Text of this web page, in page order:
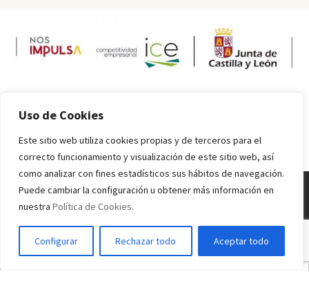
Uso de Cookies
Este sitio web utiliza cookies propias y de terceros para el
correcto funcionamiento y visualización de este sitio web, así
como analizar con fines estadísticos sus hábitos de navegación.
Puede cambiar la configuración u obtener más información en
nuestra Política de Cookies.
Configurar Rechazar todo Aceptar todo
Melquiades Rodríguez© 2016 - 2024 Todos los derechos reservados.
de uso
Política de Privacidad Política de Cookies